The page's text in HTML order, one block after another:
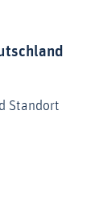
Standort